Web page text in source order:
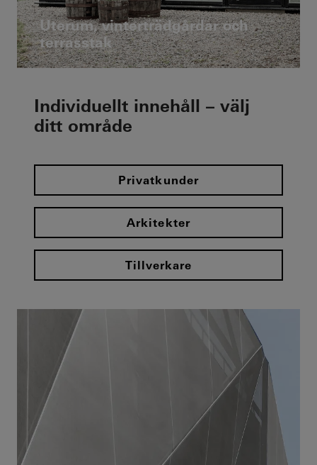
Uterum, vinterträdgårdar och
terrasstak
Individuellt innehåll – välj
ditt område
Privatkunder
Arkitekter
Tillverkare